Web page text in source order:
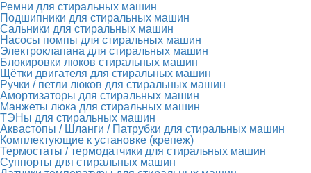
Ремни для стиральных машин
Подшипники для стиральных машин
Сальники для стиральных машин
Насосы помпы для стиральных машин
Электроклапана для стиральных машин
Блокировки люков стиральных машин
Щётки двигателя для стиральных машин
Ручки / петли люков для стиральных машин
Амортизаторы для стиральных машин
Манжеты люка для стиральных машин
ТЭНы для стиральных машин
Аквастопы / Шланги / Патрубки для стиральных машин
Комплектующие к установке (крепеж)
Термостаты / термодатчики для стиральных машин
Суппорты для стиральных машин